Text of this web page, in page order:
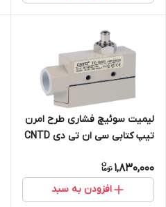
لیمیت سوئیچ فشاری طرح امرن
تیپ کتابی سی ان تی دی CNTD
نصب)
1,830,000
افزودن به سبد